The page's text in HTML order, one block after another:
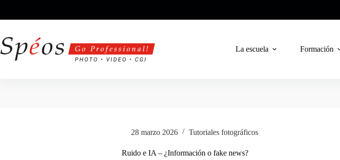
contenido
La escuela Formación
28 marzo 2026 Tutoriales fotográficos
Ruido e IA – ¿Información o fake news?